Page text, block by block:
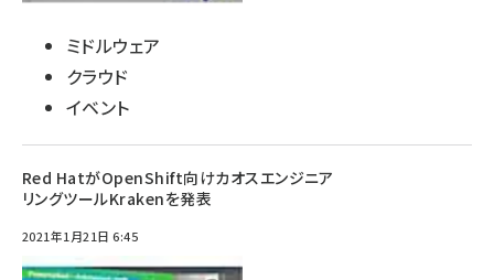
ミドルウェア
クラウド
イベント
Red HatがOpenShift向けカオスエンジニア
リングツールKrakenを発表
2021年1月21日 6:45